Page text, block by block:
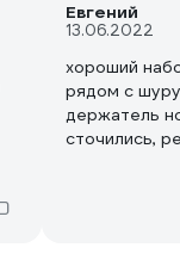
Евгений
13.06.2022
хороший
рядом с
держатель
сточились,